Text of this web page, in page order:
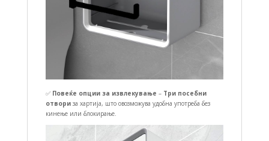
✅ Повеќе опции за извлекување – Три посебни
отвориза хартија, што овозможува удобна употреба без
кинење или блокирање.